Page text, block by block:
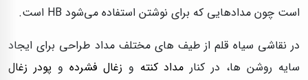
است چون مدادهایی که برای نوشتن استفاده می‌شود HB است.
در نقاشی سیاه قلم از طیف های مختلف مداد طراحی برای ایجاد
سایه روشن ها، در کنار مداد کنته و زغال فشرده و پودر زغال